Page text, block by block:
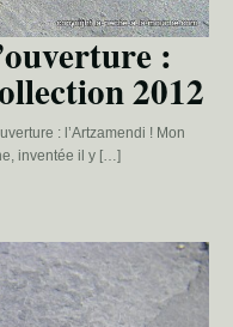
:
2012
: l’Artzamendi ! Mon
inventée il y […]